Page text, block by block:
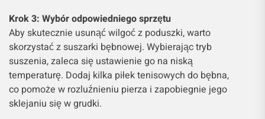
Krok 3: Wybór odpowiedniego sprzętu
Aby skutecznie usunąć wilgoć z poduszki, warto
skorzystać z suszarki bębnowej. Wybierając tryb
suszenia, zaleca się ustawienie go na niską
temperaturę. Dodaj kilka piłek tenisowych do bębna,
co pomoże w rozluźnieniu pierza i zapobiegnie jego
sklejaniu się w grudki.